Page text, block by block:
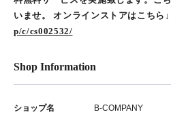
いませ。 オンラインストアはこちら
p/c/cs002532/
Shop Information
ショップ名 B-COMPANY